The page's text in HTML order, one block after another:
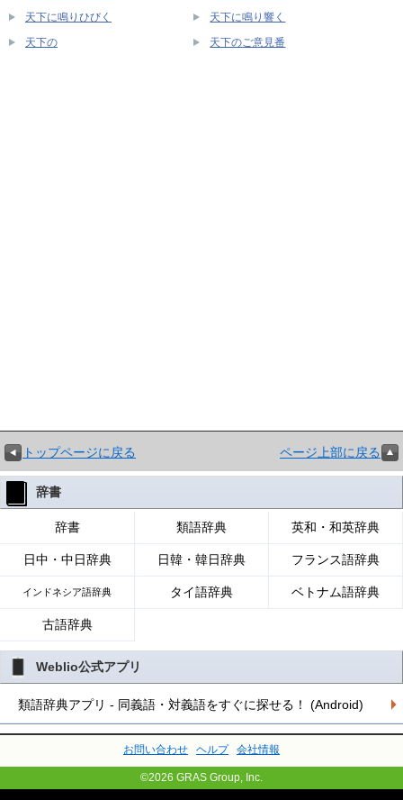
天下に鳴りひびく 天下に鳴り響く
天下の 天下のご意見番
トップページに戻る ページ上部に戻る
辞書
辞書 類語辞典 英和・和英辞典
日中・中日辞典 日韓・韓日辞典 フランス語辞典
インドネシア語辞典 タイ語辞典 ベトナム語辞典
古語辞典
Weblio公式アプリ
類語辞典アプリ - 同義語・対義語をすぐに探せる！ (Android)
お問い合わせ ヘルプ 会社情報
©2026 GRAS Group, Inc.